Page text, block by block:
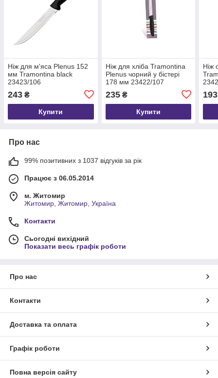
Ніж для м'яса Plenus 152
мм Tramontina black
23423/106
243 ₴
Купити
Ніж для хліба Tramontina
Plenus чорний у бістері
178 мм 23422/107
235₴
Купити
Ніж
193
Про нас
99% позитивних з 1037 відгуків за рік
Працює з 06.05.2014
м. Житомир
Житомир, Житомир, Україна
Контакти
Сьогодні вихідний
Показати весь графік роботи
Про нас
Контакти
Доставка та оплата
Графік роботи
Повна версія сайту